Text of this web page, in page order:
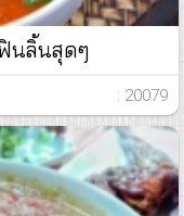
นลิ้นสุดๆ
: 20079